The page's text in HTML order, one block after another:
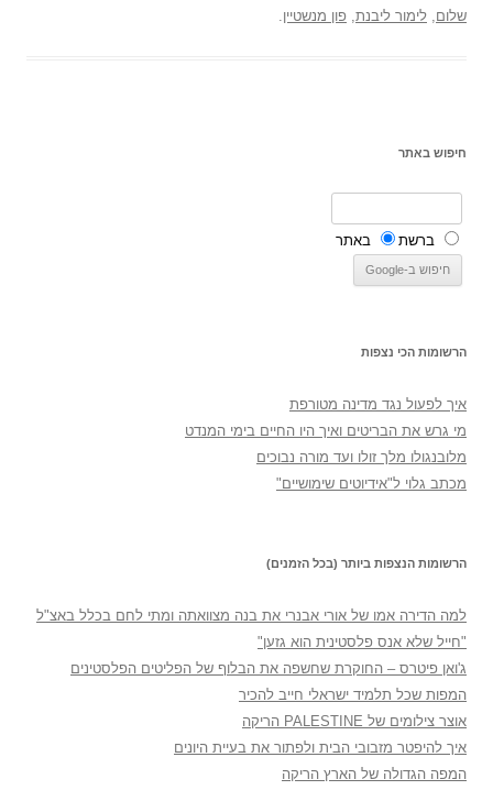
שלום, לימור ליבנת, פון מנשטיין.
חיפוש באתר
ברשת באתר
הרשומות הכי נצפות
איך לפעול נגד מדינה מטורפת
מי גרש את הבריטים ואיך היו החיים בימי המנדט
מלובנגולו מלך זולו ועד מורה נבוכים
מכתב גלוי ל"אידיוטים שימושיים"
הרשומות הנצפות ביותר (בכל הזמנים)
למה הדירה אמו של אורי אבנרי את בנה מצוואתה ומתי לחם בכלל באצ"ל
"חייל שלא אנס פלסטינית הוא גזען"
ג'ואן פיטרס – החוקרת שחשפה את הבלוף של הפליטים הפלסטינים
המפות שכל תלמיד ישראלי חייב להכיר
אוצר צילומים של PALESTINE הריקה
איך להיפטר מזבובי הבית ולפתור את בעיית היונים
המפה הגדולה של הארץ הריקה